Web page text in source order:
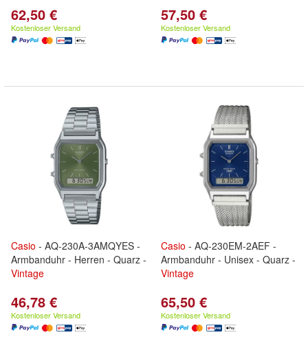
62,50 €
Kostenloser Versand
57,50 €
Kostenloser Versand
Casio - AQ-230A-3AMQYES -
Armbanduhr - Herren - Quarz -
Vintage
46,78 €
Kostenloser Versand
Casio - AQ-230EM-2AEF -
Armbanduhr - Unisex - Quarz -
Vintage
65,50 €
Kostenloser Versand